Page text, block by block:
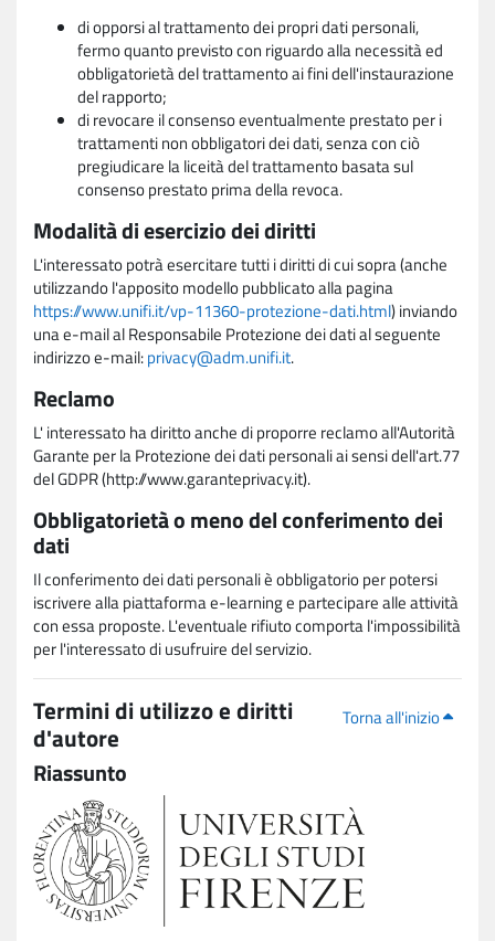
di opporsi al trattamento dei propri dati personali,
fermo quanto previsto con riguardo alla necessità ed
obbligatorietà del trattamento ai fini dell'instaurazione
del rapporto;
di revocare il consenso eventualmente prestato per i
trattamenti non obbligatori dei dati, senza con ciò
pregiudicare la liceità del trattamento basata sul
consenso prestato prima della revoca.
Modalità di esercizio dei diritti
L'interessato potrà esercitare tutti i diritti di cui sopra (anche
utilizzando l'apposito modello pubblicato alla pagina
https://www.unifi.it/vp-11360-protezione-dati.html) inviando
una e-mail al Responsabile Protezione dei dati al seguente
indirizzo e-mail:privacy@adm.unifi.it.
Reclamo
L' interessato ha diritto anche di proporre reclamo all'Autorità
Garante per la Protezione dei dati personali ai sensi dell'art.77
del GDPR (http://www.garanteprivacy.it).
Obbligatorietà o meno del conferimento dei
dati
Il conferimento dei dati personali è obbligatorio per potersi
iscrivere alla piattaforma e-learning e partecipare alle attività
con essa proposte. L'eventuale rifiuto comporta l'impossibilità
per l'interessato di usufruire del servizio.
Torna all'inizio
Termini di utilizzo e diritti
d'autore
Riassunto